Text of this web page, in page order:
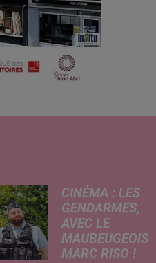
CINÉMA : LES
GENDARMES,
AVEC LE
MAUBEUGEOIS
MARC RISO !